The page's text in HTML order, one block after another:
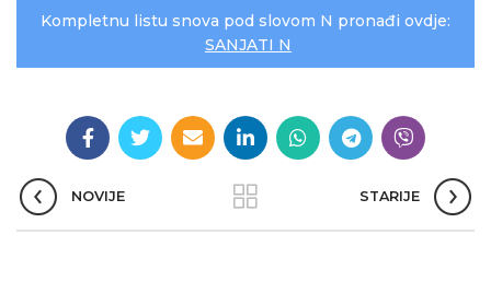
Kompletnu listu snova pod slovom N pronađi ovdje:
SANJATI N
NOVIJE STARIJE